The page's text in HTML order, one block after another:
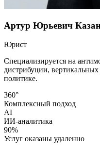
Артур Юрьевич
Юрист
Специализируется на
дистрибуции,
политике.
360°
Комплексный подход
AI
ИИ-аналитика
90%
Услуг оказаны удаленно